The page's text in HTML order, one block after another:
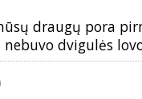
draugų pora
dvigulės